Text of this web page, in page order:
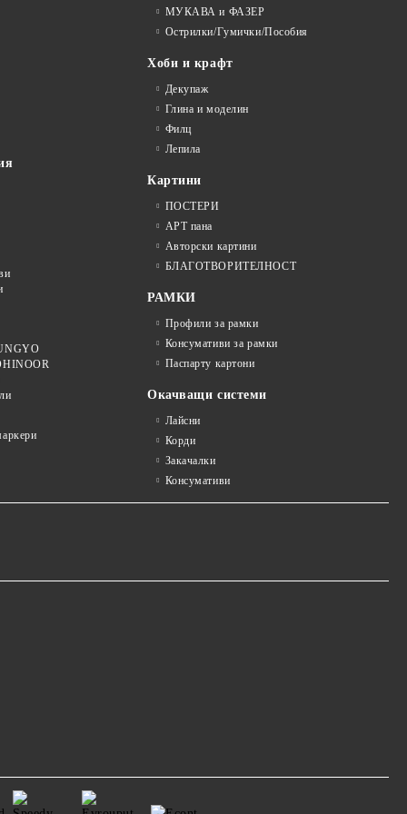
МУКАВА и ФАЗЕР
Острилки/Гумички/Пособия
Хоби и крафт
Декупаж
Глина и моделин
Филц
Лепила
Картини
ПОСТЕРИ
АРТ пана
Авторски картини
БЛАГОТВОРИТЕЛНОСТ
РАМКИ
Профили за рамки
Консумативи за рамки
Паспарту картони
Окачващи системи
Лайсни
Корди
Закачалки
Консумативи